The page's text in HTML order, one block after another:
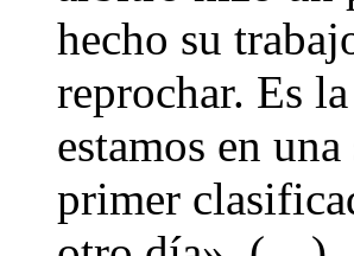
hecho su
reprochar. Es
estamos en
primer